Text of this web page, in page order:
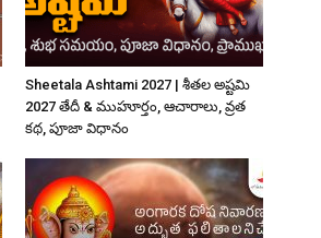
Sheetala Ashtami 2027 | శీతల అష్టమి
2027 తేదీ & ముహూర్తం, ఆచారాలు, వ్రత
కథ, పూజా విధానం